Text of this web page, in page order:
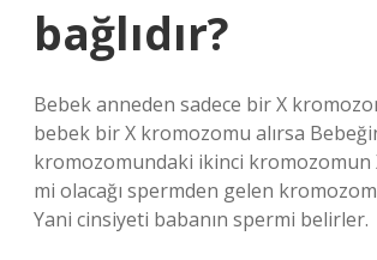
bağlıdır?
Bebek anneden sadece bir X
bebek bir X kromozomu alırsa
kromozomundaki ikinci kromozomun
mi olacağı spermden gelen
Yani cinsiyeti babanın spermi belirler.